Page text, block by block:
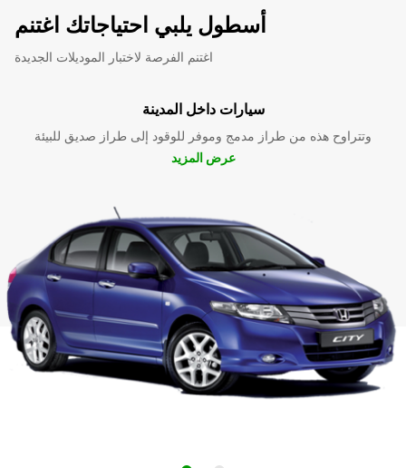
أسطول يلبي احتياجاتك اغتنم
اغتنم الفرصة لاختبار الموديلات الجديدة
سيارات داخل المدينة
وتتراوح هذه من طراز مدمج وموفر للوقود إلى طراز صديق للبيئة
عرض المزيد